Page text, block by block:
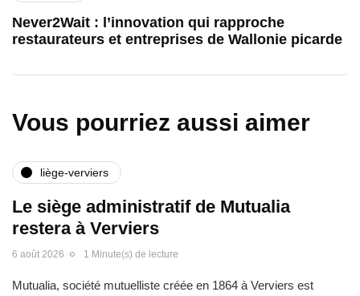
Never2Wait : l’innovation qui rapproche
restaurateurs et entreprises de Wallonie picarde
Vous pourriez aussi aimer
liège-verviers
Le siège administratif de Mutualia
restera à Verviers
6 août 2026 1 Minute(s) de lecture
Mutualia, société mutuelliste créée en 1864 à Verviers est